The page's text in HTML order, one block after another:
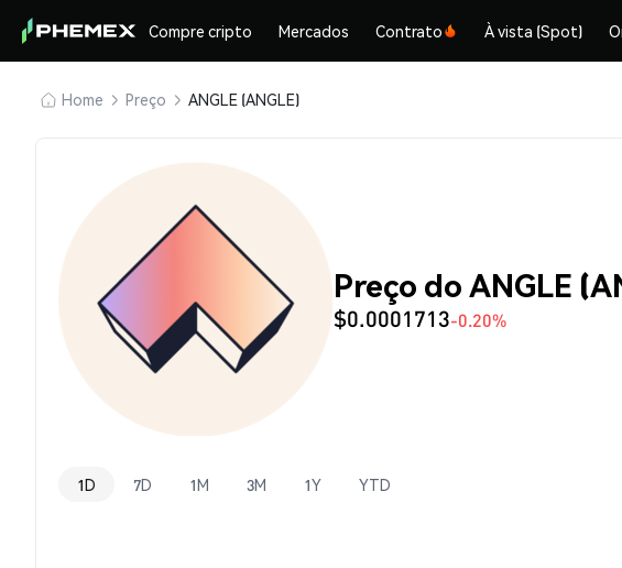
Compre cripto Mercados Contrato À vista (Spot)
Home Preço ANGLE (ANGLE)
Preço do ANGLE
$0.0001713-0.20%
1D 7D 1M 3M 1Y YTD